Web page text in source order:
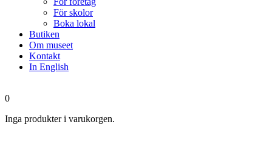
För skolor
Boka lokal
Butiken
Om museet
Kontakt
In English
0
Inga produkter i varukorgen.